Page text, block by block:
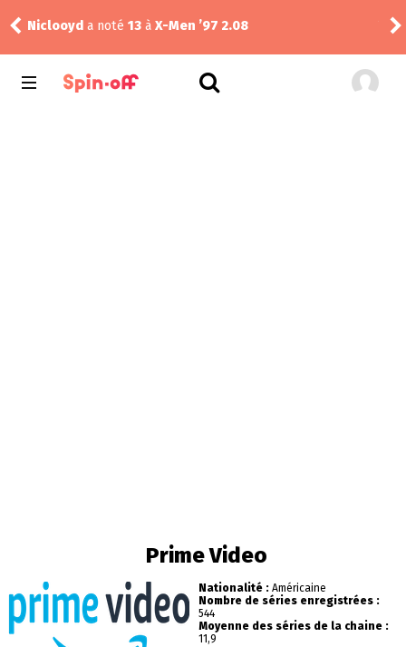
Vic24a noté13àThe Best Immigrant 1.02
Prime Video
Nationalité : Américaine
Nombre de séries enregistrées :
544
Moyenne des séries de la chaine :
11,9